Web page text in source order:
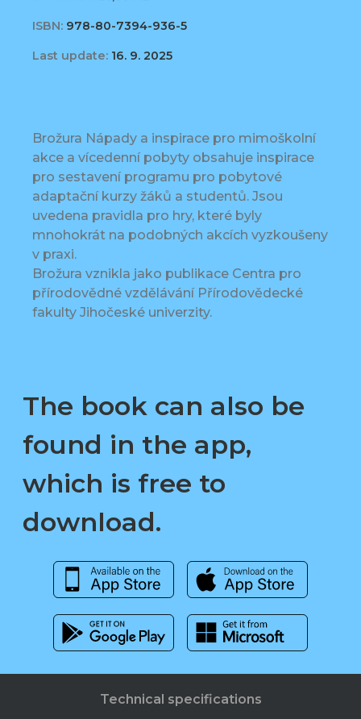
ISBN: 978-80-7394-936-5
Last update: 16. 9. 2025
Brožura Nápady a inspirace pro mimoškolní
akce a vícedenní pobyty obsahuje inspirace
pro sestavení programu pro pobytové
adaptační kurzy žáků a studentů. Jsou
uvedena pravidla pro hry, které byly
mnohokrát na podobných akcích vyzkoušeny
v praxi.
Brožura vznikla jako publikace Centra pro
přírodovědné vzdělávání Přírodovědecké
fakulty Jihočeské univerzity.
The book can also be
found in the app,
which is free to
download.
Technical specifications